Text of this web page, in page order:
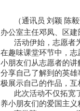
（通讯员 刘颖 陈毅
办公室主任邓凤、区建
活动伊始，志愿者
在趣味课堂环节中，志
小朋友们从志愿者的
分享自己了解到的英
极展示自己的作品，互
此次活动不仅拓宽
养小朋友们的爱国主